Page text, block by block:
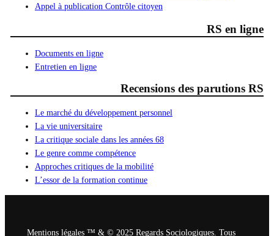
Appel à publication Contrôle citoyen
RS en ligne
Documents en ligne
Entretien en ligne
Recensions des parutions RS
Le marché du développement personnel
La vie universitaire
La critique sociale dans les années 68
Le genre comme compétence
Approches critiques de la mobilité
L’essor de la formation continue
Mentions légales ™ & © 2025 Regards Sociologiques. Tous